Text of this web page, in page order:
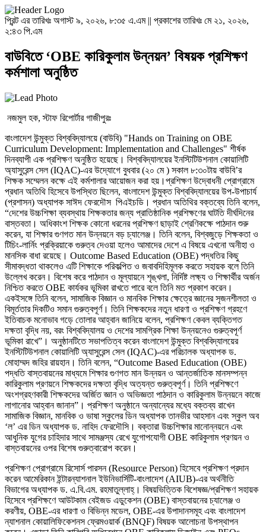
প্রিন্ট এর তারিখঃ অগাস্ট ৯, ২০২৬, ৮:৩৫ এ.এম || প্রকাশের তারিখঃ মে ২১, ২০২৬,
২:৪৩ পি.এম
বাউবিতে ‘OBE কারিকুলাম উন্নয়ন’ বিষয়ক প্রশিক্ষণ
কর্মশালা অনুষ্ঠিত
নজমুল হক, স্টাফ রিপোর্টার গাজীপুরঃ
বাংলাদেশ উন্মুক্ত বিশ্ববিদ্যালয়ে (বাউবি) "Hands on Training on OBE
Curriculum Development: Implementation and Challenges" শীর্ষক
দিনব্যাপী এক প্রশিক্ষণ অনুষ্ঠিত হয়েছে। বিশ্ববিদ্যালয়ের ইনস্টিটিউশনাল কোয়ালিটি
অ্যাসুরেন্স সেল (IQAC)-এর উদ্যোগে বুধবার (২০ মে ) সকাল ৮:৩০টায় বাউবি’র
শিক্ষক সম্মেলন কক্ষে এই কর্মশালার আয়োজন করা হয়।প্রশিক্ষণ উদ্বোধনী প্রোগ্রামে
প্রধান অতিথি হিসেবে উপস্থিত ছিলেন, বাংলাদেশ উন্মুক্ত বিশ্ববিদ্যালয়ের উপ-উপাচার্য
(প্রশাসন) অধ্যাপক সাঈদ ফেরদৌস পিএইচডি। প্রধান অতিথির বক্তব্যে তিনি বলেন,
“দেশের উচ্চশিক্ষা ব্যবস্থায় শিক্ষকতার জন্য প্রাতিষ্ঠানিক প্রশিক্ষণের ঘাটতি দীর্ঘদিনের
বাস্তবতা। অধিকাংশ শিক্ষক কোনো ধরনের প্রশিক্ষণ ছাড়াই শ্রেণিকক্ষে পাঠদান শুরু
করেন, যা শিক্ষার গুণগত মান উন্নয়নে বড় চ্যালেঞ্জ। তিনি বলেন, বিশ্বজুড়ে শিক্ষকতা ও
টিচিং-লার্নিং প্রক্রিয়াকে গুরুত্ব দেওয়া হলেও আমাদের দেশে এ বিষয়ে এখনো অনীহা ও
মানসিক বাধা রয়েছে। Outcome Based Education (OBE) পদ্ধতির কিছু
সীমাবদ্ধতা থাকলেও এটি শিক্ষাকে পরিকল্পিত ও জবাবদিহিমূলক করতে সহায়ক বলে তিনি
উল্লেখ করেন। বিশেষ করে পাঠদান ও মূল্যায়নে শৃঙ্খলা, নির্দিষ্ট লক্ষ্য ও শিক্ষার্থীর অর্জন
নিশ্চিত করতে OBE কার্যকর ভূমিকা রাখতে পারে বলে তিনি মত প্রকাশ করেন।
একইসঙ্গে তিনি বলেন, সামাজিক বিজ্ঞান ও মানবিক শিক্ষার ক্ষেত্রে জ্ঞানের সৃজনশীলতা ও
বিমূর্ততার দিকটিও সমান গুরুত্বপূর্ণ। তিনি শিক্ষকদের নতুন ধারণা ও প্রশিক্ষণ গ্রহণে
ইতিবাচক মনোভাব গড়ে তোলার আহ্বান জানিয়ে বলেন, প্রশিক্ষণ কেবল ব্যক্তিগত
দক্ষতা বৃদ্ধি নয়, বরং বিশ্ববিদ্যালয় ও দেশের সামগ্রিক শিক্ষা উন্নয়নেও গুরুত্বপূর্ণ
ভূমিকা রাখে”। অনুষ্ঠানটিতে সভাপতিত্ব করেন বাংলাদেশ উন্মুক্ত বিশ্ববিদ্যালয়ের
ইনস্টিটিউশনাল কোয়ালিটি অ্যাসুরেন্স সেল (IQAC)-এর পরিচালক অধ্যাপক ড.
মোহাম্মদ জহির রায়হান। তিনি বলেন, “Outcome Based Education (OBE)
পদ্ধতি বাস্তবায়নের মাধ্যমে শিক্ষার গুণগত মান উন্নয়ন ও আন্তর্জাতিক মানসম্পন্ন
কারিকুলাম প্রণয়নে শিক্ষকদের দক্ষতা বৃদ্ধি অত্যন্ত গুরুত্বপূর্ণ। তিনি প্রশিক্ষণে
অংশগ্রহণকারী শিক্ষকদের অর্জিত জ্ঞান ও অভিজ্ঞতা পাঠদান ও কারিকুলাম উন্নয়নে কাজে
লাগানোর আহ্বান জানান”। প্রশিক্ষণ অনুষ্ঠানে অন্যান্যের মধ্যে বক্তব্য রাখেন
সামাজিক বিজ্ঞান, মানবিক ও ভাষা স্কুলের ডিন অধ্যাপক তানভীর আহসান এবং স্কুল অব
‘ল’ এর ডিন অধ্যাপক ড. নাহিদ ফেরদৌসি। বক্তারা উচ্চশিক্ষার মানোন্নয়নে এবং
আধুনিক যুগের চাহিদার সাথে সামঞ্জস্য রেখে যুগোপযোগী OBE কারিকুলাম প্রণয়ন ও
বাস্তবায়নের ওপর বিশেষ গুরুত্বারোপ করেন।
প্রশিক্ষণ প্রোগ্রামে রিসোর্স পারসন (Resource Person) হিসেবে প্রশিক্ষণ প্রদান
করেন আমেরিকান ইন্টারন্যাশনাল ইউনিভার্সিটি-বাংলাদেশ (AIUB)-এর অর্থনীতি
বিভাগের অধ্যাপক ড. এ.বি.এম. রহমাতুল্লাহ্। বিষয়ভিত্তিক বিশেষজ্ঞ/প্রশিক্ষণ সহায়ক
হিসেবে প্রশিক্ষণে আউটকাম বেইজড এডুকেশন (OBE) বাস্তবায়নের চ্যালেঞ্জ ও
করণীয়, OBE-এর ধারণা ও বিভিন্ন মডেল, OBE-এর উপাদানসমূহ এবং বাংলাদেশ
ন্যাশনাল কোয়ালিফিকেশনস ফ্রেমওয়ার্ক (BNQF) বিষয়ক আলোচনা উপস্থাপন